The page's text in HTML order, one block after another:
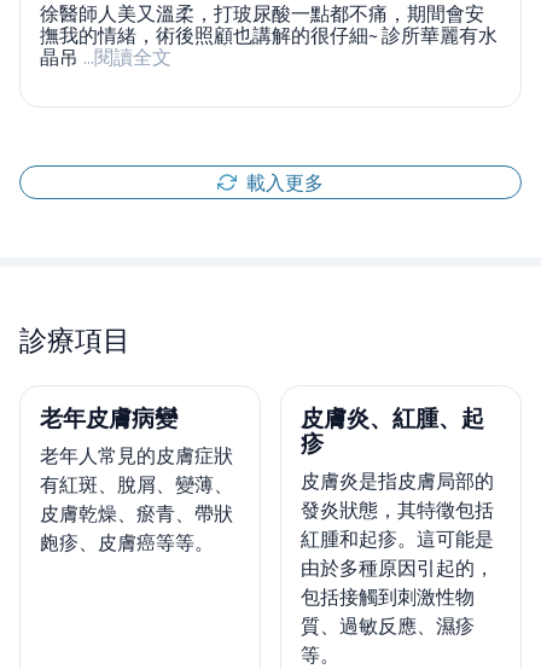
徐醫師人美又溫柔，打玻尿酸一點都不痛，期間會安
撫我的情緒，術後照顧也講解的很仔細~ 診所華麗有水
晶吊 ...閱讀全文
載入更多
診療項目
老年皮膚病變
老年人常見的皮膚症狀
有紅斑、脫屑、變薄、
皮膚乾燥、瘀青、帶狀
皰疹、皮膚癌等等。
皮膚炎、紅腫、起
疹
皮膚炎是指皮膚局部的
發炎狀態，其特徵包括
紅腫和起疹。這可能是
由於多種原因引起的，
包括接觸到刺激性物
質、過敏反應、濕疹
等。